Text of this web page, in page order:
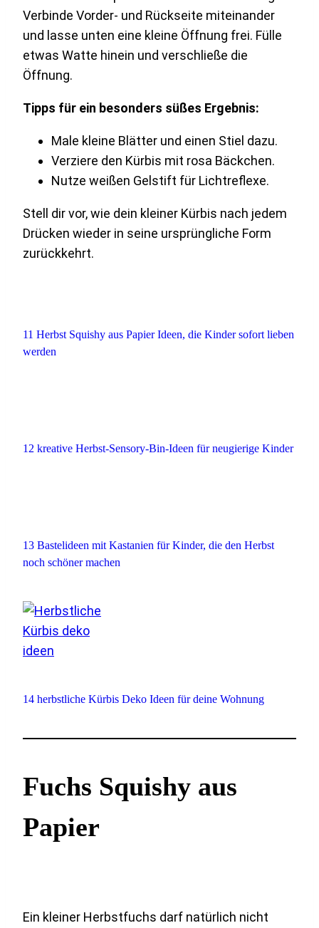
Verbinde Vorder- und Rückseite miteinander
und lasse unten eine kleine Öffnung frei. Fülle
etwas Watte hinein und verschließe die
Öffnung.
Tipps für ein besonders süßes Ergebnis:
Male kleine Blätter und einen Stiel dazu.
Verziere den Kürbis mit rosa Bäckchen.
Nutze weißen Gelstift für Lichtreflexe.
Stell dir vor, wie dein kleiner Kürbis nach jedem
Drücken wieder in seine ursprüngliche Form
zurückkehrt.
11 Herbst Squishy aus Papier Ideen, die Kinder sofort lieben
werden
12 kreative Herbst-Sensory-Bin-Ideen für neugierige Kinder
13 Bastelideen mit Kastanien für Kinder, die den Herbst
noch schöner machen
14 herbstliche Kürbis Deko Ideen für deine Wohnung
Fuchs Squishy aus
Papier
Ein kleiner Herbstfuchs darf natürlich nicht